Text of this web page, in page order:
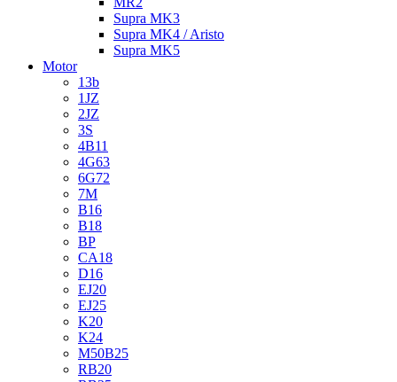
Supra MK3
Supra MK4 / Aristo
Supra MK5
Motor
13b
1JZ
2JZ
3S
4B11
4G63
6G72
7M
B16
B18
BP
CA18
D16
EJ20
EJ25
K20
K24
M50B25
RB20